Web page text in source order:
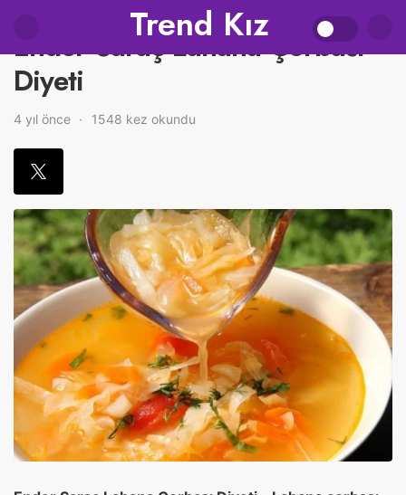
Trend Kız
Ender Saraç Lahana Çorbası
Diyeti
4 yıl önce 1548 kez okundu